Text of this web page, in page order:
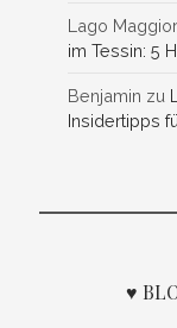
Lago
im Tessin: 5
Benjamin zu
Insidertipps
♥